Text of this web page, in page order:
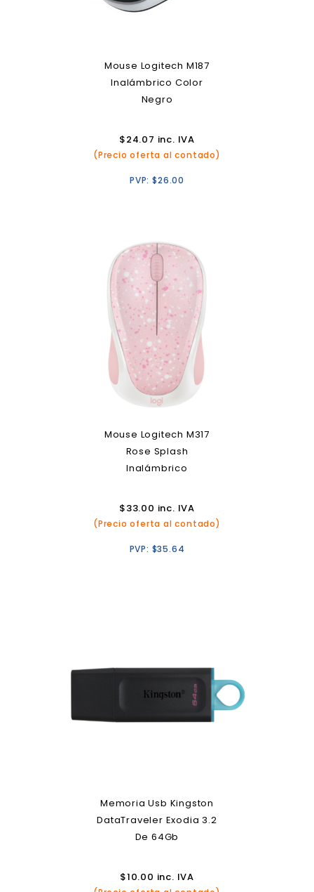
Mouse Logitech M187
Inalámbrico Color
Negro
$24.07 inc. IVA
(Precio oferta al contado)
PVP:$26.00
Mouse Logitech M317
Rose Splash
Inalámbrico
$33.00 inc. IVA
(Precio oferta al contado)
PVP: $35.64
Memoria Usb Kingston
DataTraveler Exodia 3.2
De 64Gb
$10.00 inc. IVA